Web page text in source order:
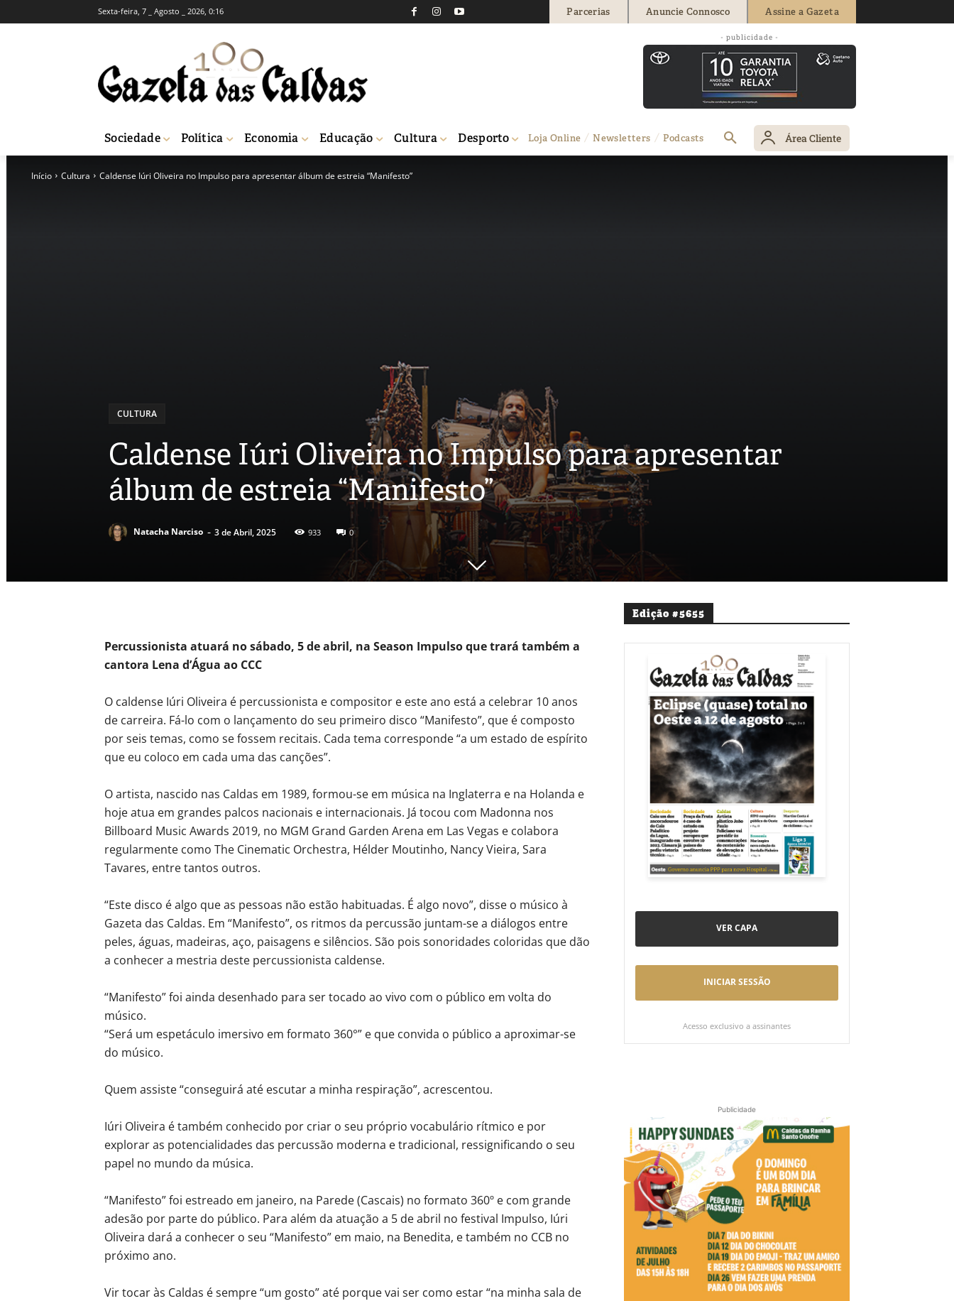
Sexta-feira, 7 _ Agosto _ 2026, 0:16 Parcerias Anuncie Connosco Assine a Gazeta
- publicidade -
Sociedade Política Economia Educação Cultura Desporto Loja Online Newsletters Podcasts Área Cliente
Início Cultura Caldense Iúri Oliveira no Impulso para apresentar álbum de estreia “Manifesto”
CULTURA
Caldense Iúri Oliveira no Impulso para apresentar
álbum de estreia “Manifesto”
Natacha Narciso - 3 de Abril, 2025 933 0
Percussionista atuará no sábado, 5 de abril, na Season Impulso que trará também a
cantora Lena d’Água ao CCC
O caldense Iúri Oliveira é percussionista e compositor e este ano está a celebrar 10 anos
de carreira. Fá-lo com o lançamento do seu primeiro disco “Manifesto”, que é composto
por seis temas, como se fossem recitais. Cada tema corresponde “a um estado de espírito
que eu coloco em cada uma das canções”.
O artista, nascido nas Caldas em 1989, formou-se em música na Inglaterra e na Holanda e
hoje atua em grandes palcos nacionais e internacionais. Já tocou com Madonna nos
Billboard Music Awards 2019, no MGM Grand Garden Arena em Las Vegas e colabora
regularmente como The Cinematic Orchestra, Hélder Moutinho, Nancy Vieira, Sara
Tavares, entre tantos outros.
“Este disco é algo que as pessoas não estão habituadas. É algo novo”, disse o músico à
Gazeta das Caldas. Em “Manifesto”, os ritmos da percussão juntam-se a diálogos entre
peles, águas, madeiras, aço, paisagens e silêncios. São pois sonoridades coloridas que dão
a conhecer a mestria deste percussionista caldense.
“Manifesto” foi ainda desenhado para ser tocado ao vivo com o público em volta do
músico.
“Será um espetáculo imersivo em formato 360°” e que convida o público a aproximar-se
do músico.
Quem assiste “conseguirá até escutar a minha respiração”, acrescentou.
Iúri Oliveira é também conhecido por criar o seu próprio vocabulário rítmico e por
explorar as potencialidades das percussão moderna e tradicional, ressignificando o seu
papel no mundo da música.
“Manifesto” foi estreado em janeiro, na Parede (Cascais) no formato 360º e com grande
adesão por parte do público. Para além da atuação a 5 de abril no festival Impulso, Iúri
Oliveira dará a conhecer o seu “Manifesto” em maio, na Benedita, e também no CCB no
próximo ano.
Vir tocar às Caldas é sempre “um gosto” até porque vai ser como estar “na minha sala de
Edição #5655
VER CAPA
INICIAR SESSÃO
Acesso exclusivo a assinantes
Publicidade